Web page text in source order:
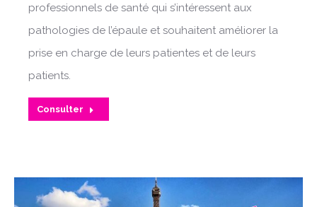
professionnels de santé qui s’intéressent aux
pathologies de l’épaule et souhaitent améliorer la
prise en charge de leurs patientes et de leurs
patients.
Consulter